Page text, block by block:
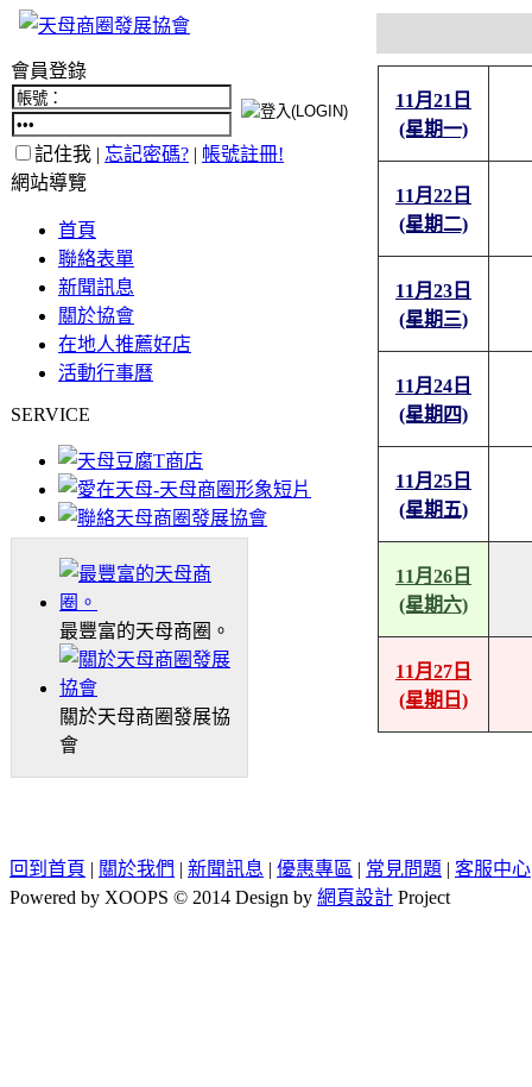
會員登錄
記住我 | 忘記密碼? | 帳號註冊!
網站導覽
首頁
聯絡表單
新聞訊息
關於協會
在地人推薦好店
活動行事曆
SERVICE
最豐富的天母商圈。
關於天母商圈發展協
會
11月21日
(星期一)
11月22日
(星期二)
11月23日
(星期三)
11月24日
(星期四)
11月25日
(星期五)
11月26日
(星期六)
11月27日
(星期日)
回到首頁 | 關於我們 | 新聞訊息 | 優惠專區 | 常見問題 | 客服中心
Powered by XOOPS © 2014 Design by 網頁設計 Project